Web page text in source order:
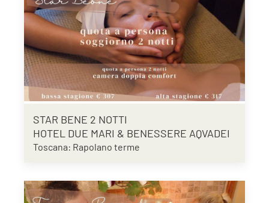
STAR BENE 2 NOTTI
HOTEL DUE MARI & BENESSERE AQVADEI
Toscana: Rapolano terme